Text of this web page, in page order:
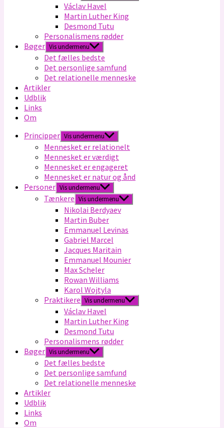
Václav Havel
Martin Luther King
Desmond Tutu
Personalismens rødder
Bøger Vis undermenu
Det fælles bedste
Det personlige samfund
Det relationelle menneske
Artikler
Udblik
Links
Om
Principper Vis undermenu
Mennesket er relationelt
Mennesket er værdigt
Mennesket er engageret
Mennesket er natur og ånd
Personer Vis undermenu
Tænkere Vis undermenu
Nikolai Berdyaev
Martin Buber
Emmanuel Levinas
Gabriel Marcel
Jacques Maritain
Emmanuel Mounier
Max Scheler
Rowan Williams
Karol Wojtyla
Praktikere Vis undermenu
Václav Havel
Martin Luther King
Desmond Tutu
Personalismens rødder
Bøger Vis undermenu
Det fælles bedste
Det personlige samfund
Det relationelle menneske
Artikler
Udblik
Links
Om